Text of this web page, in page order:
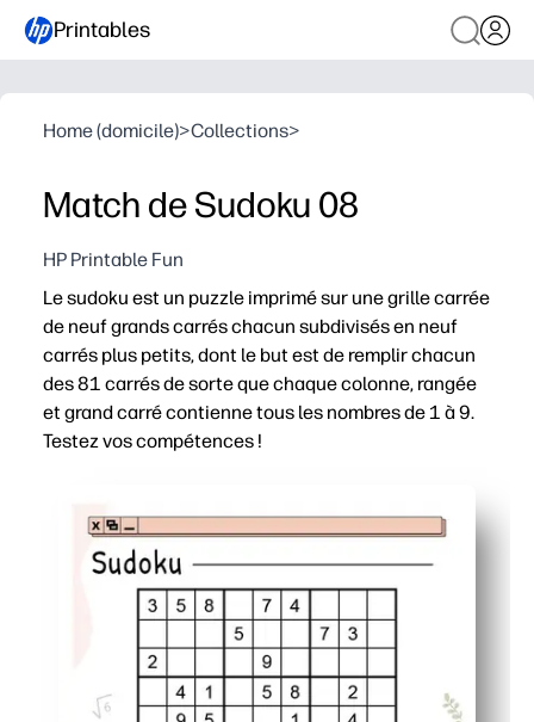
Printables
Home (domicile)>Collections>
Match de Sudoku 08
HP Printable Fun
Le sudoku est un puzzle imprimé sur une grille carrée
de neuf grands carrés chacun subdivisés en neuf
carrés plus petits, dont le but est de remplir chacun
des 81 carrés de sorte que chaque colonne, rangée
et grand carré contienne tous les nombres de 1 à 9.
Testez vos compétences !